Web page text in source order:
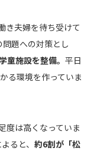
き夫婦を待ち受けて
題への対策とし
童施設を整備。 平日
る環境を作っていま
度は高くなっていま
ると、 約6割が「松